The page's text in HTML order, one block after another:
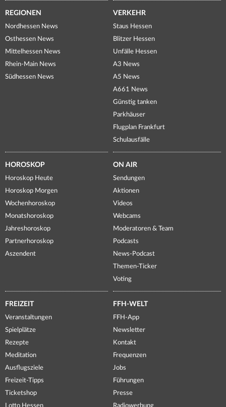
REGIONEN
Nordhessen News
Osthessen News
Mittelhessen News
Rhein-Main News
Südhessen News
VERKEHR
Staus Hessen
Blitzer Hessen
Unfälle Hessen
A3 News
A5 News
A661 News
Günstig tanken
Parkhäuser
Flugplan Frankfurt
Schulausfälle
HOROSKOP
Horoskop Heute
Horoskop Morgen
Wochenhoroskop
Monatshoroskop
Jahreshoroskop
Partnerhoroskop
Aszendent
ON AIR
Sendungen
Aktionen
Videos
Webcams
Moderatoren & Team
Podcasts
News-Podcast
Themen-Ticker
Voting
FREIZEIT
Veranstaltungen
Spielplätze
Rezepte
Meditation
Ausflugsziele
Freizeit-Tipps
Ticketshop
Lotto Hessen
FFH-WELT
FFH-App
Newsletter
Kontakt
Frequenzen
Jobs
Führungen
Presse
Radiowerbung